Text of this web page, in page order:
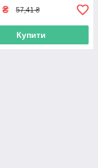
₴ 57,41 ₴
Купити